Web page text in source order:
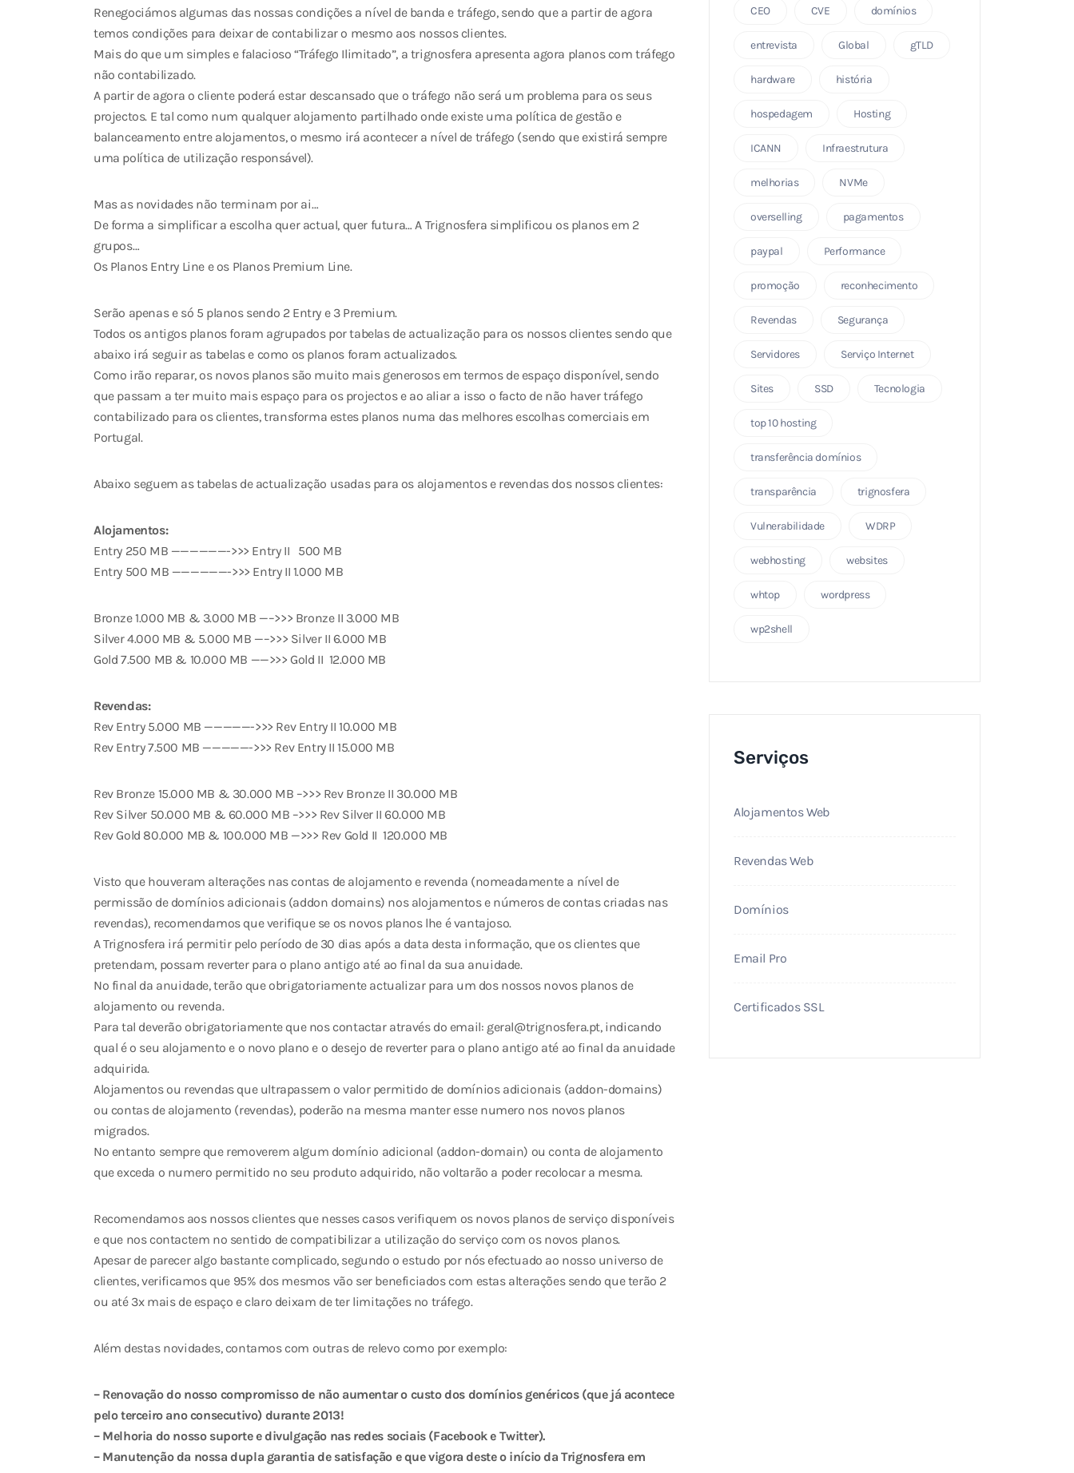
Renegociámos algumas das nossas condições a nível de banda e tráfego, sendo que a partir de agora
temos condições para deixar de contabilizar o mesmo aos nossos clientes.
Mais do que um simples e falacioso “Tráfego Ilimitado”, a trignosfera apresenta agora planos com tráfego
não contabilizado.
A partir de agora o cliente poderá estar descansado que o tráfego não será um problema para os seus
projectos. E tal como num qualquer alojamento partilhado onde existe uma política de gestão e
balanceamento entre alojamentos, o mesmo irá acontecer a nível de tráfego (sendo que existirá sempre
uma política de utilização responsável).
Mas as novidades não terminam por ai…
De forma a simplificar a escolha quer actual, quer futura… A Trignosfera simplificou os planos em 2
grupos…
Os Planos Entry Line e os Planos Premium Line.
Serão apenas e só 5 planos sendo 2 Entry e 3 Premium.
Todos os antigos planos foram agrupados por tabelas de actualização para os nossos clientes sendo que
abaixo irá seguir as tabelas e como os planos foram actualizados.
Como irão reparar, os novos planos são muito mais generosos em termos de espaço disponível, sendo
que passam a ter muito mais espaço para os projectos e ao aliar a isso o facto de não haver tráfego
contabilizado para os clientes, transforma estes planos numa das melhores escolhas comerciais em
Portugal.
Abaixo seguem as tabelas de actualização usadas para os alojamentos e revendas dos nossos clientes:
Alojamentos:
Entry 250 MB ——————->>> Entry II 500 MB
Entry 500 MB ——————->>> Entry II 1.000 MB
Bronze 1.000 MB & 3.000 MB —–>>> Bronze II 3.000 MB
Silver 4.000 MB & 5.000 MB —–>>> Silver II 6.000 MB
Gold 7.500 MB & 10.000 MB ——>>> Gold II 12.000 MB
Revendas:
Rev Entry 5.000 MB —————->>> Rev Entry II 10.000 MB
Rev Entry 7.500 MB —————->>> Rev Entry II 15.000 MB
Rev Bronze 15.000 MB & 30.000 MB –>>> Rev Bronze II 30.000 MB
Rev Silver 50.000 MB & 60.000 MB –>>> Rev Silver II 60.000 MB
Rev Gold 80.000 MB & 100.000 MB —>>> Rev Gold II 120.000 MB
Visto que houveram alterações nas contas de alojamento e revenda (nomeadamente a nível de
permissão de domínios adicionais (addon domains) nos alojamentos e números de contas criadas nas
revendas), recomendamos que verifique se os novos planos lhe é vantajoso.
A Trignosfera irá permitir pelo período de 30 dias após a data desta informação, que os clientes que
pretendam, possam reverter para o plano antigo até ao final da sua anuidade.
No final da anuidade, terão que obrigatoriamente actualizar para um dos nossos novos planos de
alojamento ou revenda.
Para tal deverão obrigatoriamente que nos contactar através do email: geral@trignosfera.pt, indicando
qual é o seu alojamento e o novo plano e o desejo de reverter para o plano antigo até ao final da anuidade
adquirida.
Alojamentos ou revendas que ultrapassem o valor permitido de domínios adicionais (addon-domains)
ou contas de alojamento (revendas), poderão na mesma manter esse numero nos novos planos
migrados.
No entanto sempre que removerem algum domínio adicional (addon-domain) ou conta de alojamento
que exceda o numero permitido no seu produto adquirido, não voltarão a poder recolocar a mesma.
Recomendamos aos nossos clientes que nesses casos verifiquem os novos planos de serviço disponíveis
e que nos contactem no sentido de compatibilizar a utilização do serviço com os novos planos.
Apesar de parecer algo bastante complicado, segundo o estudo por nós efectuado ao nosso universo de
clientes, verificamos que 95% dos mesmos vão ser beneficiados com estas alterações sendo que terão 2
ou até 3x mais de espaço e claro deixam de ter limitações no tráfego.
Além destas novidades, contamos com outras de relevo como por exemplo:
– Renovação do nosso compromisso de não aumentar o custo dos domínios genéricos (que já acontece
pelo terceiro ano consecutivo) durante 2013!
– Melhoria do nosso suporte e divulgação nas redes sociais (Facebook e Twitter).
– Manutenção da nossa dupla garantia de satisfação e que vigora deste o início da Trignosfera em
CEO CVE domínios
entrevista Global gTLD
hardware história
hospedagem Hosting
ICANN Infraestrutura
melhorias NVMe
overselling pagamentos
paypal Performance
promoção reconhecimento
Revendas Segurança
Servidores Serviço Internet
Sites SSD Tecnologia
top 10 hosting
transferência domínios
transparência trignosfera
Vulnerabilidade WDRP
webhosting websites
whtop wordpress
wp2shell
Serviços
Alojamentos Web
Revendas Web
Domínios
Email Pro
Certificados SSL